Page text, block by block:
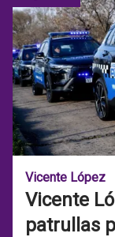
Vicente López
Vicente
patrullas